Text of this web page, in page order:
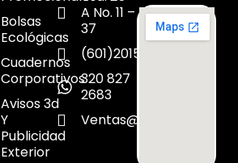
Bolsas
Ecológicas
Cuadernos
Corporativos
Avisos 3d
Y
Publicidad
Exterior
A No. 11 –
37
(601)2015300
320 827
2683
Ventas@dicoes.co